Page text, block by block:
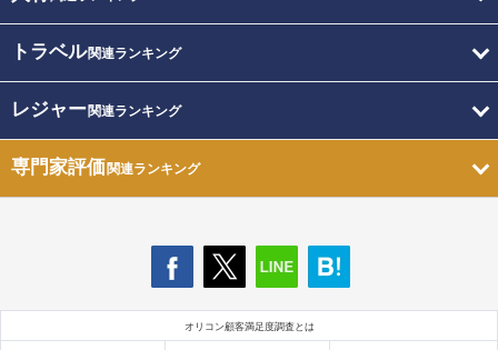
トラベル関連ランキング
レジャー関連ランキング
専門家評価関連ランキング
オリコン顧客満足度調査とは